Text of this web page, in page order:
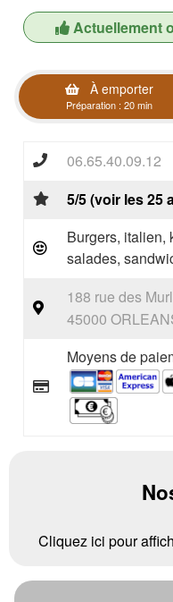
Actuellement
À emporter
Préparation : 20 min
06.65.40.09.12
5/5 (voir les 25
Burgers, italien,
salades,
188 rue des
45000
Moyens de
Cliquez ici pour